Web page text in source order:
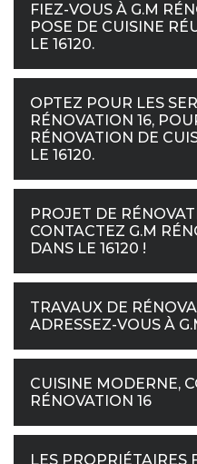
FIEZ-VOUS À G.M
POSE DE CUISINE
LE 16120.
OPTEZ POUR LES
RÉNOVATION 16,
RÉNOVATION DE
LE 16120.
PROJET DE
CONTACTEZ G.M
DANS LE 16120 !
TRAVAUX DE
ADRESSEZ-VOUS À
CUISINE MODERNE,
RÉNOVATION 16
LES PROPRIÉTAIRES